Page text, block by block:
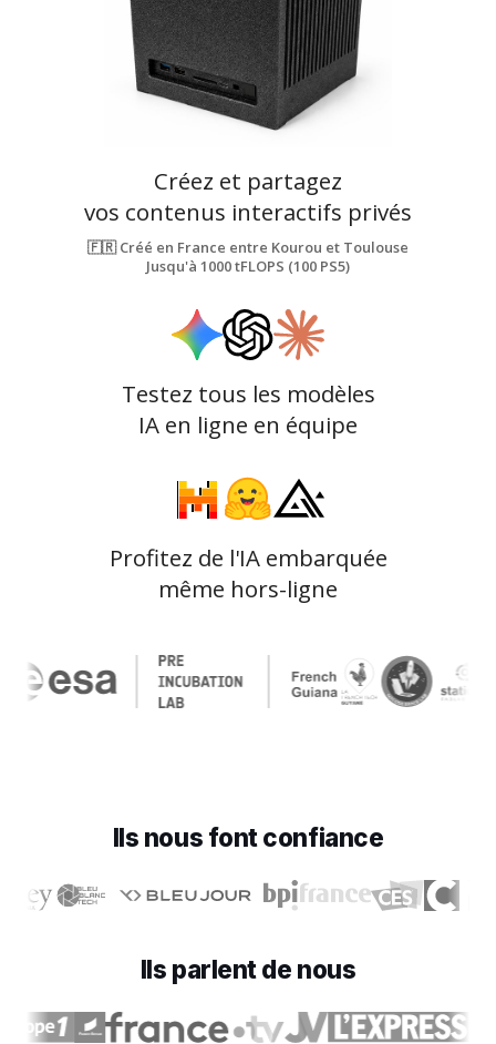
Testez tous les modèles
IA en ligne en équipe
Créez et partagez
vos contenus interactifs privés
🇫🇷 Créé en France entre Kourou et Toulouse
Jusqu'à 1000 tFLOPS (100 PS5)
Profitez de l'IA embarquée
même hors-ligne
Ils nous font confiance
Ils parlent de nous